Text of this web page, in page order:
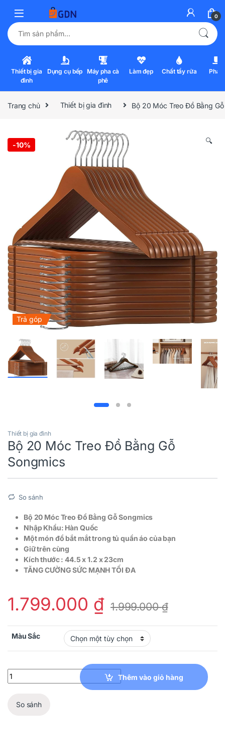
0
Tìm kiếm:
Thiết bị gia
đình
Dụng cụ bếp Máy pha cà
phê
Làm đẹp Chất tẩy rửa Pha
Trang chủ Thiết bị gia đình Bộ 20 Móc Treo Đồ Bằng
-10% 🔍
Trả góp
Thiết bị gia đình
Bộ 20 Móc Treo Đồ Bằng Gỗ
Songmics
So sánh
Bộ 20 Móc Treo Đồ Bằng Gỗ Songmics
Nhập Khẩu: Hàn Quốc
Một món đồ bắt mắt trong tủ quần áo của bạn
Giữ trên cùng
Kích thước : 44.5 x 1.2 x 23cm
TĂNG CƯỜNG SỨC MẠNH TỐI ĐA
1.799.000 ₫ 1.999.000₫
Màu Sắc
Bộ 20 Móc Treo Đồ Bằng Gỗ Songmics quantity
Thêm vào giỏ hàng
So sánh